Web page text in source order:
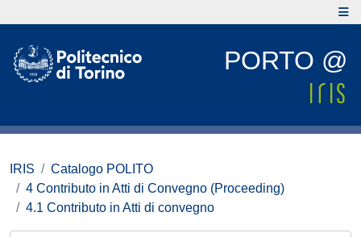
PORTO @
IRIS
Catalogo POLITO
4 Contributo in Atti di Convegno (Proceeding)
4.1 Contributo in Atti di convegno